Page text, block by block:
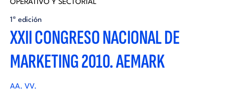
i
a
l
OPERATIVO Y SECTORIAL
1ª edición
XXII CONGRESO NACIONAL DE
MARKETING 2010. AEMARK
AA. VV.